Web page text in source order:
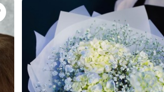
от покупки с быстрой
ярким и запоминающимся